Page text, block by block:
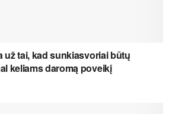
už tai, kad sunkiasvoriai būtų
keliams daromą poveikį